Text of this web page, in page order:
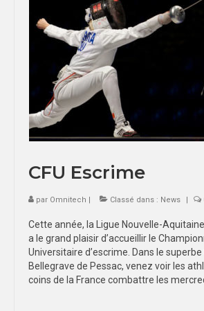
INTER-LIGUES
UNIVERSITÉS
ÉCOLES
BORDEAUX
LIMOGES
ÉVÉNEMENTS
CHAMPIONNAT DE FRANCE
NUITS SPORTIVES U
BORDEAUX
LIMOGES
CFU Escrime
par Omnitech | Classé dans : News |
Cette année, la Ligue Nouvelle-
a le grand plaisir d’accueillir le
Universitaire d’escrime. Dans le
Bellegrave de Pessac, venez voir les
coins de la France combattre les